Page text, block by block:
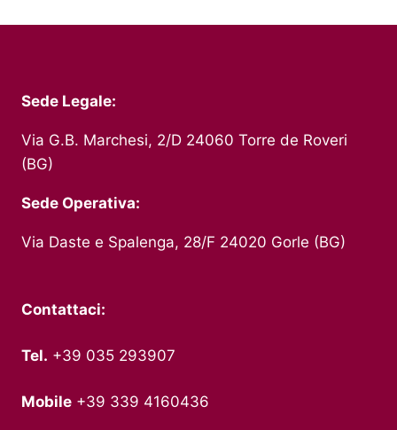
Sede Legale:
Via G.B. Marchesi, 2/D 24060 Torre de Roveri
(BG)
Sede Operativa:
Via Daste e Spalenga, 28/F 24020 Gorle (BG)
Contattaci:
Tel. +39 035 293907
Mobile +39 339 4160436